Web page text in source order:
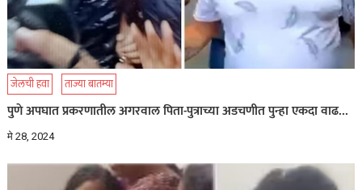
जेलची हवा ताज्या बातम्या
पुणे अपघात प्रकरणातील अगरवाल पिता-पुत्राच्या अडचणीत पुन्हा एकदा वाढ…
मे 28, 2024